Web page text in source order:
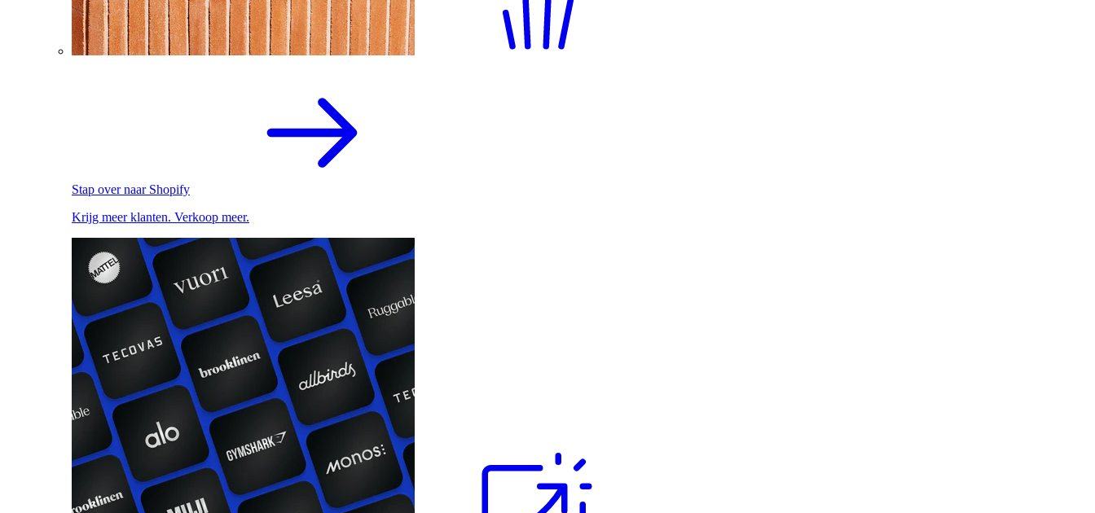
Stap over naar Shopify
Krijg meer klanten. Verkoop meer.